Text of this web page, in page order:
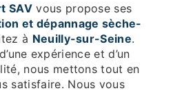
SAVvous propose ses
et dépannage sèche-
à Neuilly-sur-Seine.
expérience et d’un
nous mettons tout en
satisfaire. Nous vous